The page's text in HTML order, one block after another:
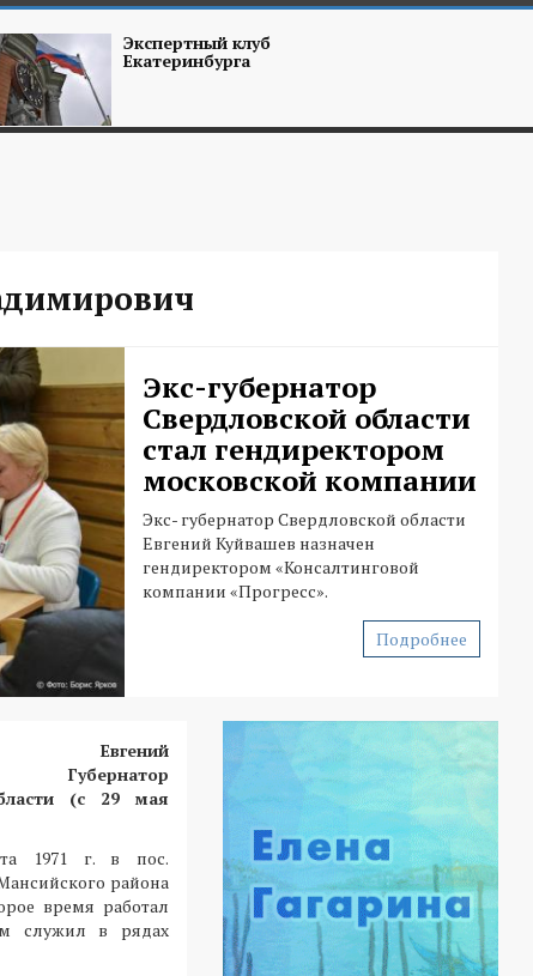
Экспертный клуб
Екатеринбурга
Экс-губернатор
Свердловской области
стал гендиректором
московской компании
Экс- губернатор Свердловской области
Евгений Куйвашев назначен
гендиректором «Консалтинговой
компании «Прогресс».
Подробнее
Евгений
Губернатор
(с 29 мая
1971 г. в пос.
района
время работал
служил в рядах